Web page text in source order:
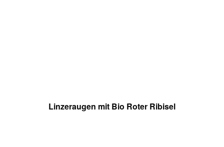
Linzeraugen mit Bio Roter Ribisel